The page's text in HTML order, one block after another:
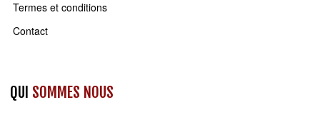
Termes et conditions
Contact
QUI SOMMES NOUS